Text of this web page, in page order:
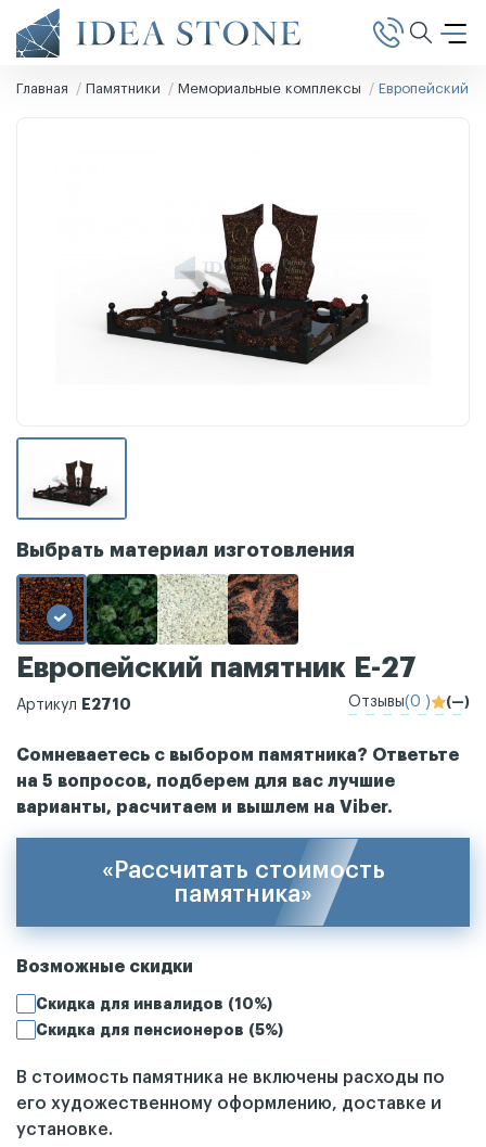
Главная Памятники Мемориальные комплексы Европейский
Выбрать материал изготовления
Европейский памятник Е-27
Артикул Е2710 Отзывы(0 ) (—)
Сомневаетесь с выбором памятника? Ответьте
на 5 вопросов, подберем для вас лучшие
варианты, расчитаем и вышлем на Viber.
«Рассчитать стоимость
памятника»
Возможные скидки
Скидка для инвалидов (10%)
Скидка для пенсионеров (5%)
В стоимость памятника не включены расходы по
его художественному оформлению, доставке и
установке.